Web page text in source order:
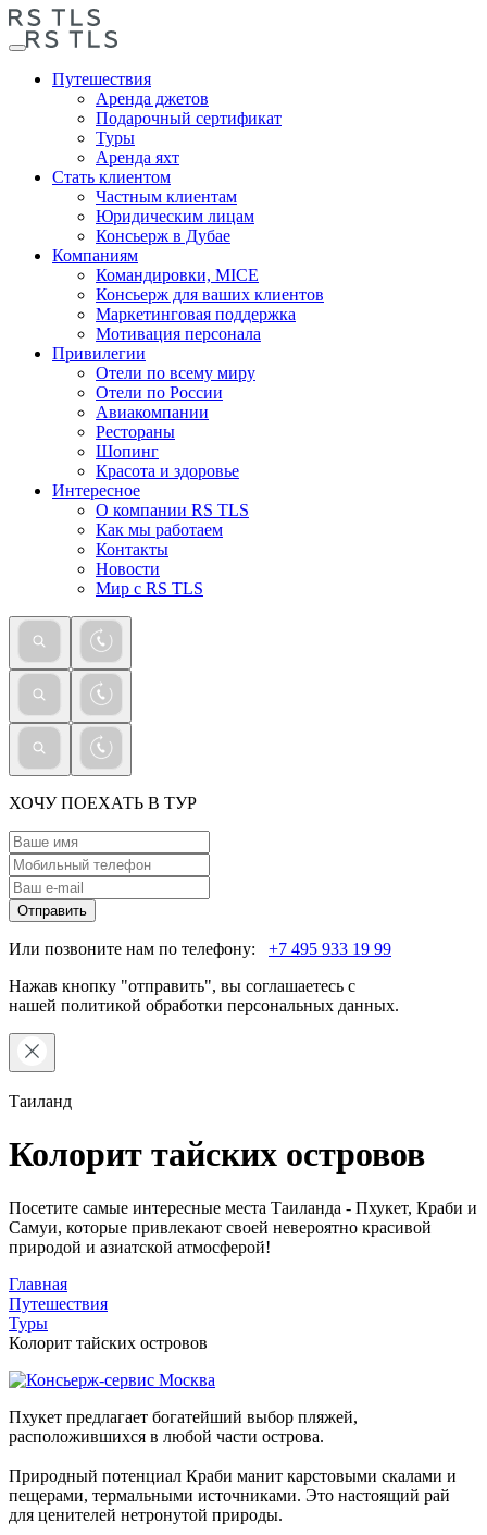
Путешествия
Аренда джетов
Подарочный сертификат
Туры
Аренда яхт
Стать клиентом
Частным клиентам
Юридическим лицам
Консьерж в Дубае
Компаниям
Командировки, MICE
Консьерж для ваших клиентов
Маркетинговая поддержка
Мотивация персонала
Привилегии
Отели по всему миру
Отели по России
Авиакомпании
Рестораны
Шопинг
Красота и здоровье
Интересное
О компании RS TLS
Как мы работаем
Контакты
Новости
Мир с RS TLS
ХОЧУ ПОЕХАТЬ В ТУР
Отправить
Или позвоните нам по телефону: +7 495 933 19 99
Нажав кнопку "отправить", вы соглашаетесь с
нашей политикой обработки персональных данных.
Таиланд
Колорит тайских островов
Посетите самые интересные места Таиланда - Пхукет, Краби и
Самуи, которые привлекают своей невероятно красивой
природой и азиатской атмосферой!
Главная
Путешествия
Туры
Колорит тайских островов
Пхукет предлагает богатейший выбор пляжей,
расположившихся в любой части острова.
Природный потенциал Краби манит карстовыми скалами и
пещерами, термальными источниками. Это настоящий рай
для ценителей нетронутой природы.